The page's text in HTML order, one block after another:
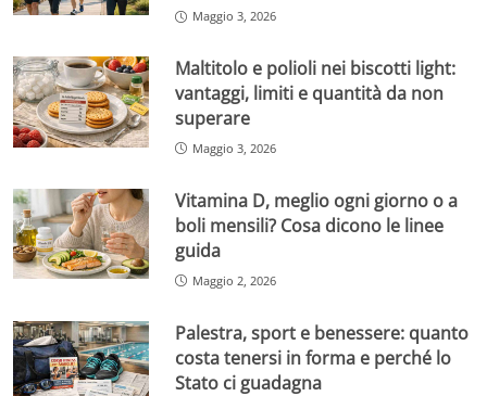
Maggio 3, 2026
Maltitolo e polioli nei biscotti light:
vantaggi, limiti e quantità da non
superare
Maggio 3, 2026
Vitamina D, meglio ogni giorno o a
boli mensili? Cosa dicono le linee
guida
Maggio 2, 2026
Palestra, sport e benessere: quanto
costa tenersi in forma e perché lo
Stato ci guadagna